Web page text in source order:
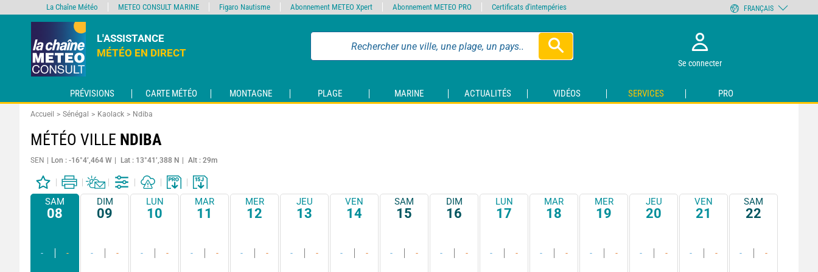
L'ASSISTANCE
MÉTÉO EN DIRECT
Se connecter
PRÉVISIONS CARTE MÉTÉO MONTAGNE PLAGE MARINE ACTUALITÉS VIDÉOS SERVICES PRO
Accueil Sénégal Kaolack Ndiba
MÉTÉO VILLE NDIBA
SEN Lon : -16°4’,464 W Lat : 13°41’,388 N Alt : 29m
SAM
08
- -
DIM
09
- -
LUN
10
- -
MAR
11
- -
MER
12
- -
JEU
13
- -
VEN
14
- -
SAM
15
- -
DIM
16
- -
LUN
17
- -
MAR
18
- -
MER
19
- -
JEU
20
- -
VEN
21
- -
SAM
22
- -
La Chaîne Météo METEO CONSULT MARINE Figaro Nautisme Abonnement METEO Xpert Abonnement METEO PRO Certificats d'intempéries FRANÇAIS